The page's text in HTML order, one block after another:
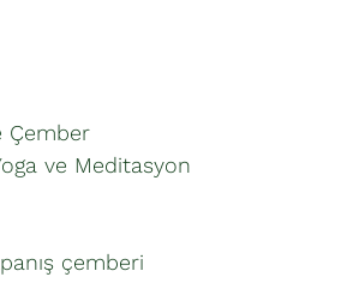
Çember
ve Meditasyon
çemberi